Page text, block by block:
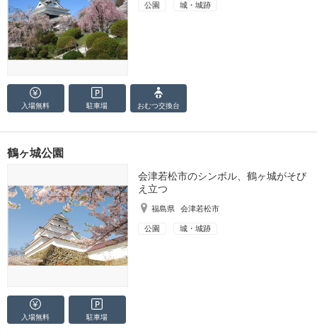
公園 城・城跡
入場無料 駐車場 おむつ交換台
鶴ヶ城公園
会津若松市のシンボル、鶴ヶ城がそび
え立つ
福島県 会津若松市
公園 城・城跡
入場無料 駐車場